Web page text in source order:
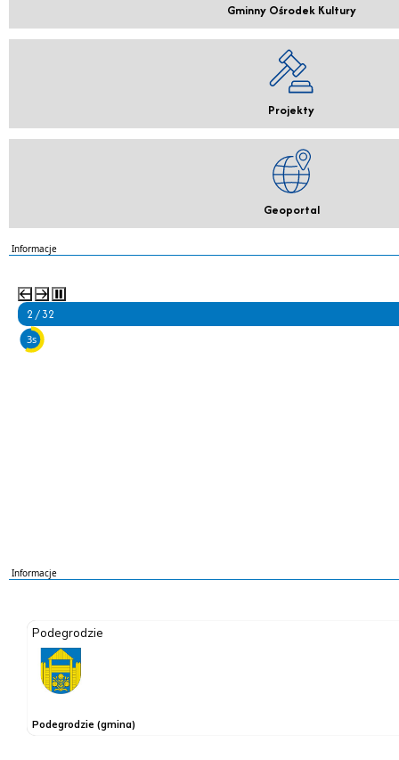
Gminny Ośrodek Kultury
Projekty
Geoportal
Informacje
3 / 32
5s
Informacje